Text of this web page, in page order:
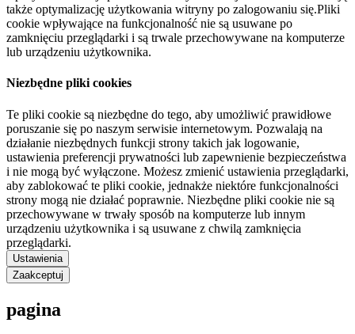
także optymalizację użytkowania witryny po zalogowaniu się.Pliki
cookie wpływające na funkcjonalność nie są usuwane po
zamknięciu przeglądarki i są trwale przechowywane na komputerze
lub urządzeniu użytkownika.
Niezbędne pliki cookies
Te pliki cookie są niezbędne do tego, aby umożliwić prawidłowe
poruszanie się po naszym serwisie internetowym. Pozwalają na
działanie niezbędnych funkcji strony takich jak logowanie,
ustawienia preferencji prywatności lub zapewnienie bezpieczeństwa
i nie mogą być wyłączone. Możesz zmienić ustawienia przeglądarki,
aby zablokować te pliki cookie, jednakże niektóre funkcjonalności
strony mogą nie działać poprawnie. Niezbędne pliki cookie nie są
przechowywane w trwały sposób na komputerze lub innym
urządzeniu użytkownika i są usuwane z chwilą zamknięcia
przeglądarki.
Ustawienia
Zaakceptuj
pagina